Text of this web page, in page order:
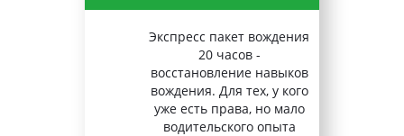
Экспресс пакет вождения
20 часов -
восстановление навыков
вождения. Для тех, у кого
уже есть права, но мало
водительского опыта